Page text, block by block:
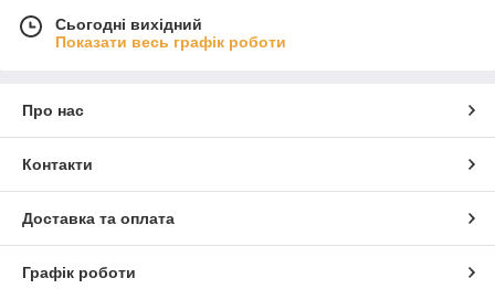
Сьогодні вихідний
Показати весь графік роботи
Про нас
Контакти
Доставка та оплата
Графік роботи